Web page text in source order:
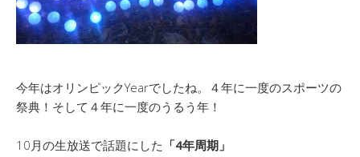
今年はオリンピックYearでしたね。４年に一度のスポーツの
祭典！そして４年に一度のうるう年！
10月の生放送で話題にした 「4年周期」